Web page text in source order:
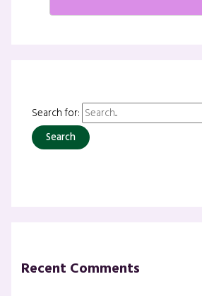
Search for:
Recent Comments